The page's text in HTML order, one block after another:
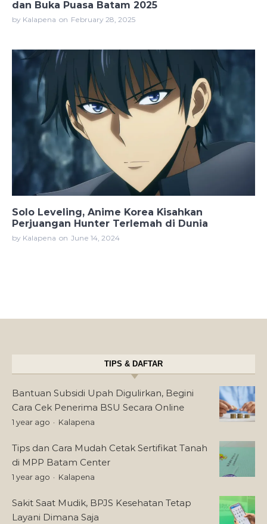
dan Buka Puasa Batam 2025
by Kalapena on February 28, 2025
Solo Leveling, Anime Korea Kisahkan
Perjuangan Hunter Terlemah di Dunia
by Kalapena on June 14, 2024
TIPS & DAFTAR
Bantuan Subsidi Upah Digulirkan, Begini
Cara Cek Penerima BSU Secara Online
1 year ago Kalapena
Tips dan Cara Mudah Cetak Sertifikat Tanah
di MPP Batam Center
1 year ago Kalapena
Sakit Saat Mudik, BPJS Kesehatan Tetap
Layani Dimana Saja